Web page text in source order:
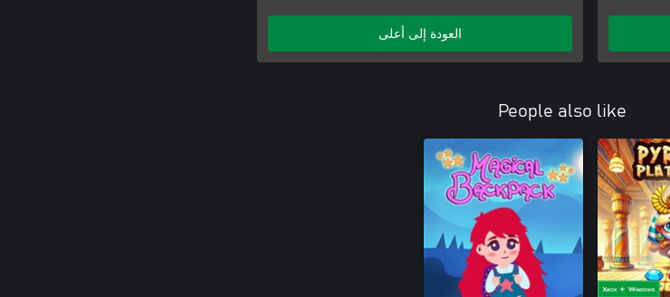
Sunbeam Feast (Windows)
Mr. T-Shirt (Windows)
العودة إلى أعلى
People also like